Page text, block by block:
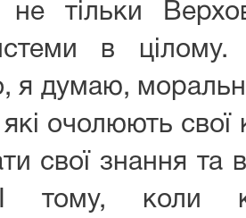
не тільки
в
я думаю,
які очолюють
свої знання та
І тому, коли